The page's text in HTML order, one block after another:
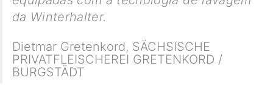
da Winterhalter.
Dietmar Gretenkord, SÄCHSISCHE
PRIVATFLEISCHEREI GRETENKORD /
BURGSTÄDT